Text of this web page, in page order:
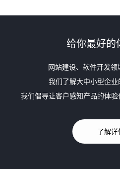
给你最好的
网站建设、软件开发领
我们了解大中小型企
我们倡导让客户感知产品的体
了解详